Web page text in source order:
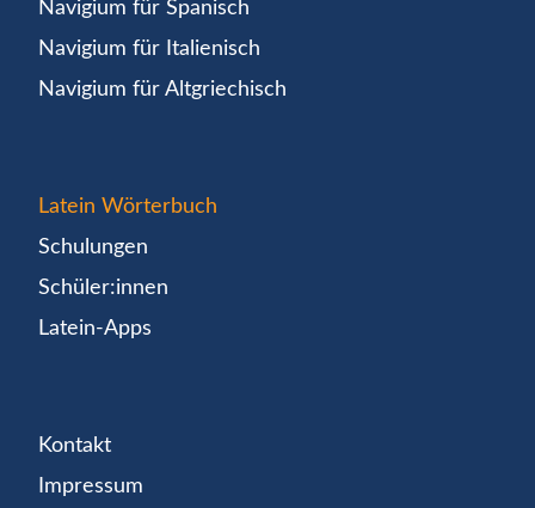
Navigium für Spanisch
Navigium für Italienisch
Navigium für Altgriechisch
Latein Wörterbuch
Schulungen
Schüler:innen
Latein-Apps
Kontakt
Impressum